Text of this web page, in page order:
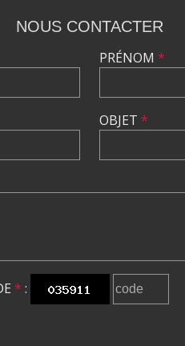
NOUS CONTACTER
PRÉNOM *
OBJET *
* :